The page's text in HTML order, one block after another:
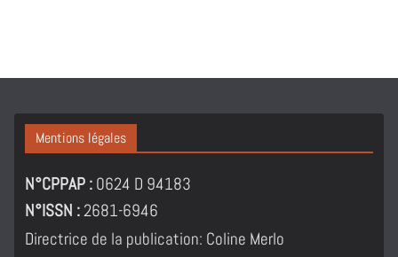
Mentions légales
N°CPPAP : 0624 D 94183
N°ISSN :2681-6946
Directrice de la publication: Coline Merlo